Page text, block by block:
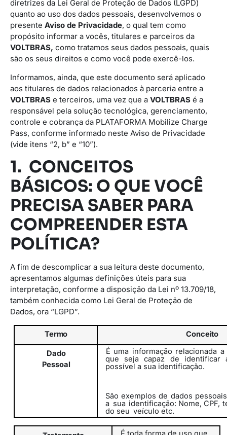
diretrizes da Lei Geral de Proteção de Dados (LGPD)
quanto ao uso dos dados pessoais, desenvolvemos o
presente Aviso de Privacidade, o qual tem como
propósito informar a vocês, titulares e parceiros da
VOLTBRAS, como tratamos seus dados pessoais, quais
são os seus direitos e como você pode exercê-los.
Informamos, ainda, que este documento será aplicado
aos titulares de dados relacionados à parceria entre a
VOLTBRAS e terceiros, uma vez que a VOLTBRAS é a
responsável pela solução tecnológica, gerenciamento,
controle e cobrança da PLATAFORMA Mobilize Charge
Pass, conforme informado neste Aviso de Privacidade
(vide itens “2, b” e “10”).
1. CONCEITOS
BÁSICOS: O QUE VOCÊ
PRECISA SABER PARA
COMPREENDER ESTA
POLÍTICA?
A fim de descomplicar a sua leitura deste documento,
apresentamos algumas definições úteis para sua
interpretação, conforme a disposição da Lei nº 13.709/18,
também conhecida como Lei Geral de Proteção de
Dados, ora “LGPD”.
Termo Conceito
Dado
Pessoal
É uma informação relacionada
que seja capaz de identificar
possível a sua identificação.
São exemplos de dados
a sua identificação: Nome, CPF,
do seu veículo etc.